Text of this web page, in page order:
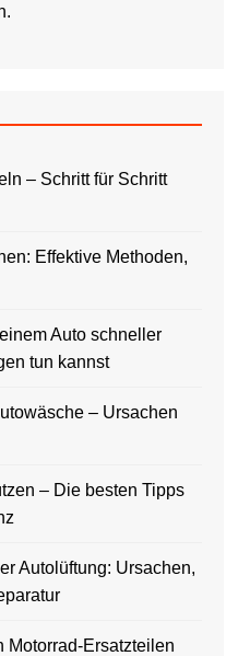
– Schritt für Schritt
Effektive Methoden,
Auto schneller
tun kannst
– Ursachen
– Die besten Tipps
Autolüftung: Ursachen,
Motorrad-Ersatzteilen